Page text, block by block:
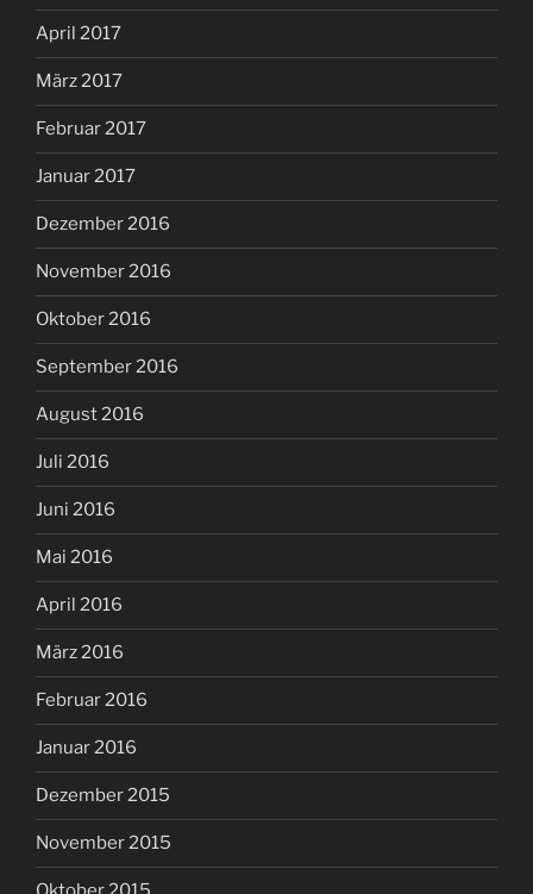
April 2017
März 2017
Februar 2017
Januar 2017
Dezember 2016
November 2016
Oktober 2016
September 2016
August 2016
Juli 2016
Juni 2016
Mai 2016
April 2016
März 2016
Februar 2016
Januar 2016
Dezember 2015
November 2015